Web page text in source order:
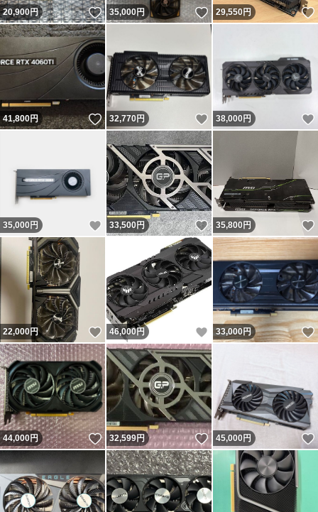
20,900円 いいね！
35,000円 いいね！
29,550円
41,800円 いいね！
32,770円 いいね！
38,000円
35,000 円 いいね！
33,500円 いいね！
35,800円
22,000円 いいね！
46,000円 いいね！
33,000円
44,000円 いいね！
32,599円 いいね！
45,000円